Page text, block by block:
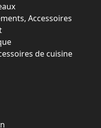
Accessoires
de cuisine